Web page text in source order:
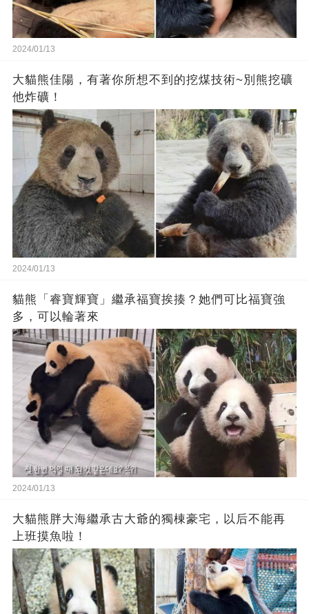
2024/01/13
大貓熊佳陽，有著你所想不到的挖煤技術~別熊挖礦
他炸礦！
2024/01/13
貓熊「睿寶輝寶」繼承福寶挨揍？她們可比福寶強
多，可以輪著來
2024/01/13
大貓熊胖大海繼承古大爺的獨棟豪宅，以后不能再
上班摸魚啦！